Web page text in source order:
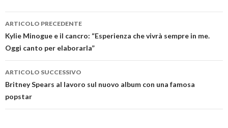
Navigazione
articolo
ARTICOLO PRECEDENTE
Kylie Minogue e il cancro: “Esperienza che vivrà sempre in me.
Oggi canto per elaborarla”
ARTICOLO SUCCESSIVO
Britney Spears al lavoro sul nuovo album con una famosa
popstar